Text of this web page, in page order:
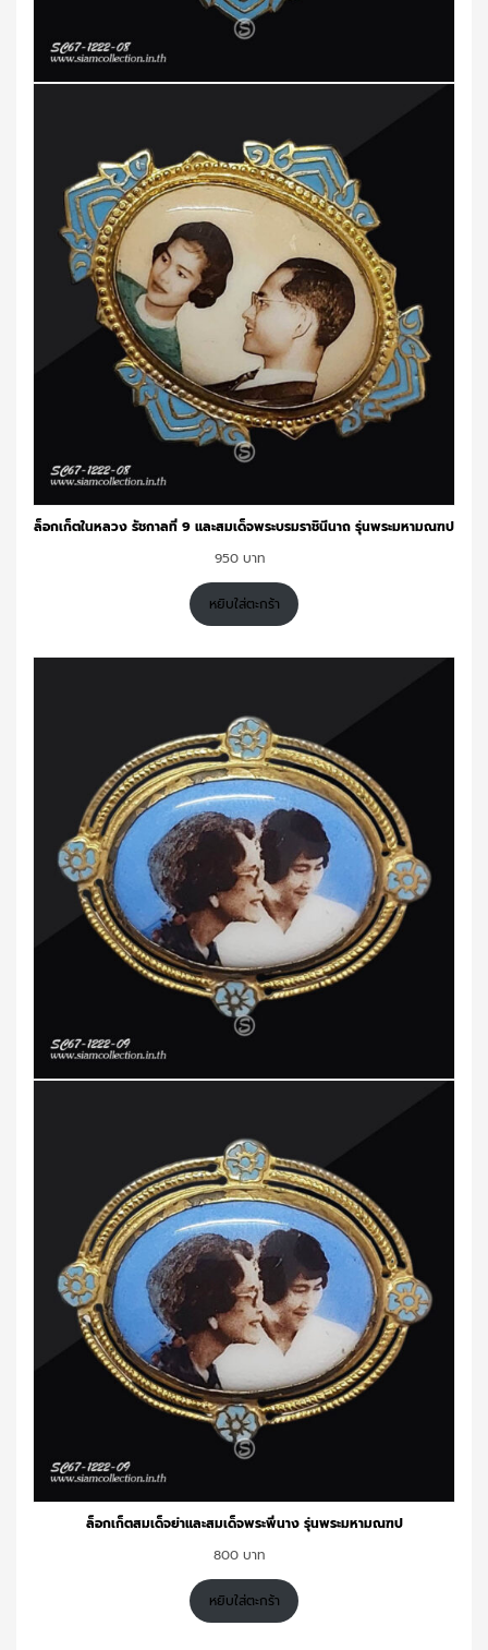
ล็อกเก็ตในหลวง รัชกาลที่ 9 และสมเด็จพระบรมราชินีนาถ รุ่นพระมหามณฑป
950
หยิบใส่ตะกร้า
ล็อกเก็ตสมเด็จย่าและสมเด็จพระพี่นาง รุ่นพระมหามณฑป
800
หยิบใส่ตะกร้า